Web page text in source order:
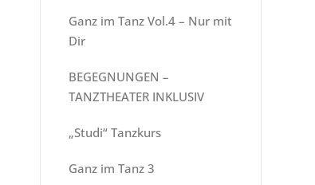
Ganz im Tanz Vol.4 – Nur mit
Dir
BEGEGNUNGEN –
TANZTHEATER INKLUSIV
„Studi“ Tanzkurs
Ganz im Tanz 3